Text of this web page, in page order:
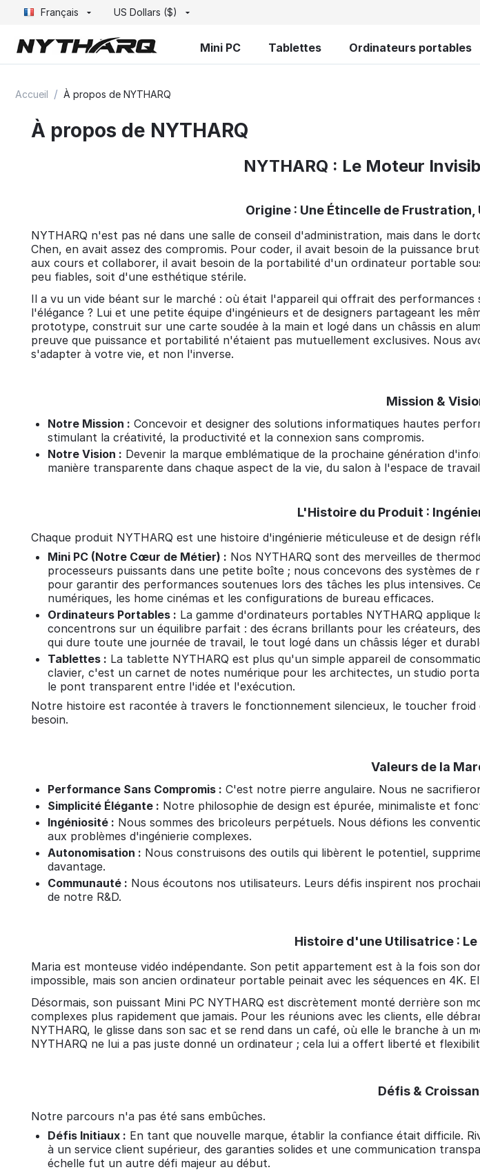
Français US Dollars ($)
Mini PC Tablettes Ordinateurs portables
Accueil / À propos de NYTHARQ
À propos de NYTHARQ
NYTHARQ : Le Moteur
Origine : Une Étincelle de Frustration,
NYTHARQ n'est pas né dans une salle de conseil d'administration, mais dans le
Chen, en avait assez des compromis. Pour coder, il avait besoin de la puissance
aux cours et collaborer, il avait besoin de la portabilité d'un ordinateur portable
peu fiables, soit d'une esthétique stérile.
Il a vu un vide béant sur le marché : où était l'appareil qui offrait des
l'élégance ? Lui et une petite équipe d'ingénieurs et de designers partageant les
prototype, construit sur une carte soudée à la main et logé dans un châssis en
preuve que puissance et portabilité n'étaient pas mutuellement exclusives. Nous
s'adapter à votre vie, et non l'inverse.
Mission &
Notre Mission : Concevoir et designer des solutions informatiques hautes
stimulant la créativité, la productivité et la connexion sans compromis.
Notre Vision : Devenir la marque emblématique de la prochaine génération
manière transparente dans chaque aspect de la vie, du salon à l'espace de
L'Histoire du Produit :
Chaque produit NYTHARQ est une histoire d'ingénierie méticuleuse et de design
Mini PC (Notre Cœur de Métier) : Nos NYTHARQ sont des merveilles de
processeurs puissants dans une petite boîte ; nous concevons des systèmes
pour garantir des performances soutenues lors des tâches les plus intensives.
numériques, les home cinémas et les configurations de bureau efficaces.
Ordinateurs Portables : La gamme d'ordinateurs portables NYTHARQ
concentrons sur un équilibre parfait : des écrans brillants pour les créateurs,
qui dure toute une journée de travail, le tout logé dans un châssis léger et
Tablettes : La tablette NYTHARQ est plus qu'un simple appareil de
clavier, c'est un carnet de notes numérique pour les architectes, un studio
le pont transparent entre l'idée et l'exécution.
Notre histoire est racontée à travers le fonctionnement silencieux, le toucher
besoin.
Valeurs de la
Performance Sans Compromis : C'est notre pierre angulaire. Nous ne
Simplicité Élégante : Notre philosophie de design est épurée, minimaliste et
Ingéniosité : Nous sommes des bricoleurs perpétuels. Nous défions les
aux problèmes d'ingénierie complexes.
Autonomisation : Nous construisons des outils qui libèrent le potentiel,
davantage.
Communauté : Nous écoutons nos utilisateurs. Leurs défis inspirent nos
de notre R&D.
Histoire d'une Utilisatrice :
Maria est monteuse vidéo indépendante. Son petit appartement est à la fois son
impossible, mais son ancien ordinateur portable peinait avec les séquences en 4K.
Désormais, son puissant Mini PC NYTHARQ est discrètement monté derrière son
complexes plus rapidement que jamais. Pour les réunions avec les clients, elle
NYTHARQ, le glisse dans son sac et se rend dans un café, où elle le branche à
NYTHARQ ne lui a pas juste donné un ordinateur ; cela lui a offert liberté et
Défis &
Notre parcours n'a pas été sans embûches.
Défis Initiaux : En tant que nouvelle marque, établir la confiance était difficile.
à un service client supérieur, des garanties solides et une communication
échelle fut un autre défi majeur au début.